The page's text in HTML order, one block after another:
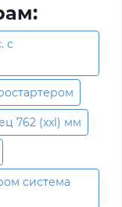
с
762 (xxl) мм
система